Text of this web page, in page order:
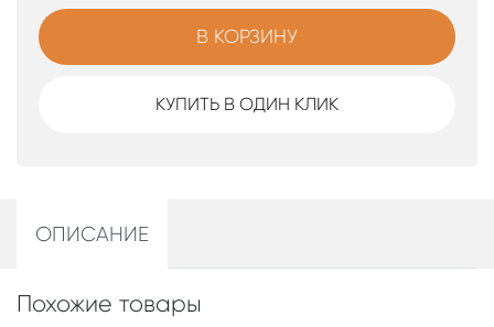
В КОРЗИНУ
КУПИТЬ В ОДИН КЛИК
ОПИСАНИЕ
Похожие товары